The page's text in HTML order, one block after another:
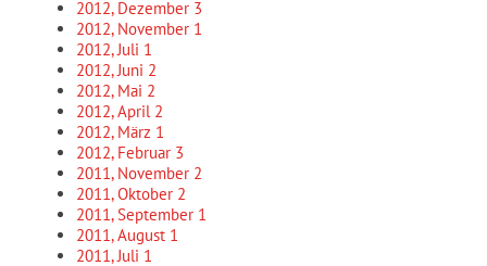
2012, Dezember 3
2012, November 1
2012, Juli 1
2012, Juni 2
2012, Mai 2
2012, April 2
2012, März 1
2012, Februar 3
2011, November 2
2011, Oktober 2
2011, September 1
2011, August 1
2011, Juli 1